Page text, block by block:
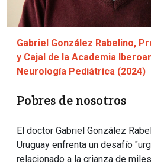
Gabriel González Rabelino,
y Cajal de la Academia
Neurología Pediátrica (2024)
Pobres de nosotros
El doctor Gabriel González
Uruguay enfrenta un desafío
relacionado a la crianza de